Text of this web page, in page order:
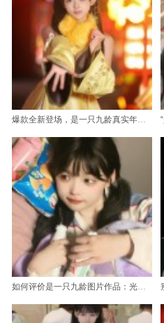
爆款全新登场，是一只九龄真实年龄的cos图更新啦
如何评价是一只九龄图片作品：光影魔法师